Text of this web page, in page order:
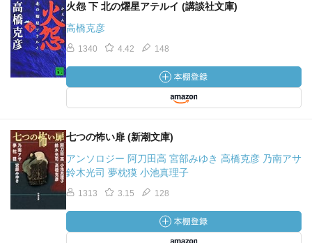
火怨 下 北の燿星アテルイ (講談社文庫)
高橋克彦
1340 4.42 148
七つの怖い扉 (新潮文庫)
アンソロジー 阿刀田高 宮部みゆき 高橋克彦 乃南アサ
鈴木光司 夢枕獏 小池真理子
1313 3.15 128